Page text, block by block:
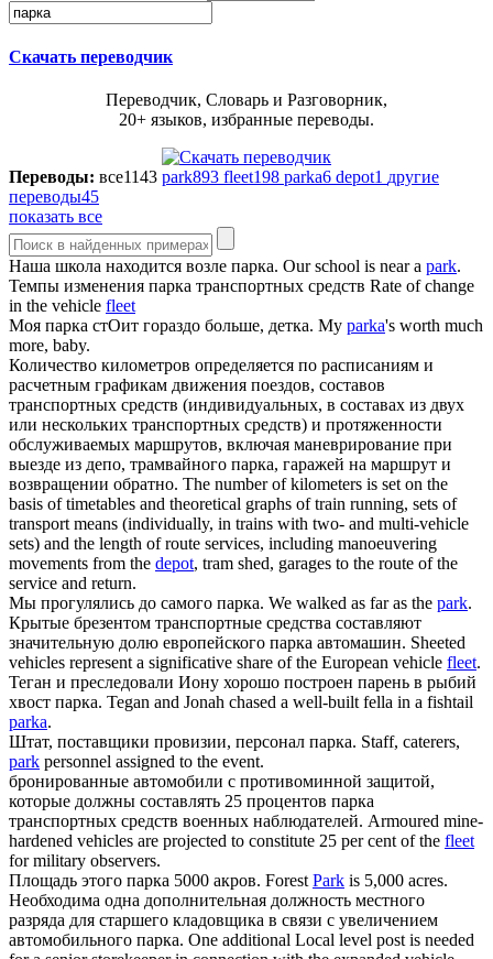
Скачать переводчик
Переводчик, Словарь и Разговорник,
20+ языков, избранные переводы.
Переводы: все1143 park893 fleet198 parka6 depot1 другие
переводы45
показать все
Наша школа находится возле парка. Our school is near a park.
Темпы изменения парка транспортных средств Rate of change
in the vehicle fleet
Моя парка стОит гораздо больше, детка. My parka's worth much
more, baby.
Количество километров определяется по расписаниям и
расчетным графикам движения поездов, составов
транспортных средств (индивидуальных, в составах из двух
или нескольких транспортных средств) и протяженности
обслуживаемых маршрутов, включая маневрирование при
выезде из депо, трамвайного парка, гаражей на маршрут и
возвращении обратно. The number of kilometers is set on the
basis of timetables and theoretical graphs of train running, sets of
transport means (individually, in trains with two- and multi-vehicle
sets) and the length of route services, including manoeuvering
movements from the depot, tram shed, garages to the route of the
service and return.
Мы прогулялись до самого парка. We walked as far as the park.
Крытые брезентом транспортные средства составляют
значительную долю европейского парка автомашин. Sheeted
vehicles represent a significative share of the European vehicle fleet.
Теган и преследовали Иону хорошо построен парень в рыбий
хвост парка. Tegan and Jonah chased a well-built fella in a fishtail
parka.
Штат, поставщики провизии, персонал парка. Staff, caterers,
park personnel assigned to the event.
бронированные автомобили с противоминной защитой,
которые должны составлять 25 процентов парка
транспортных средств военных наблюдателей. Armoured mine-
hardened vehicles are projected to constitute 25 per cent of the fleet
for military observers.
Площадь этого парка 5000 акров. ForestPark is 5,000 acres.
Необходима одна дополнительная должность местного
разряда для старшего кладовщика в связи с увеличением
автомобильного парка. One additional Local level post is needed